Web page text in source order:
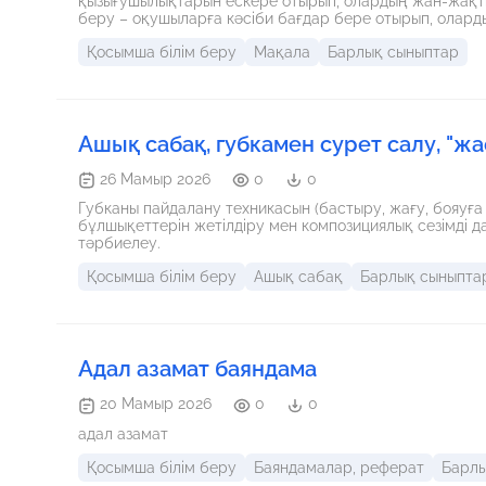
беру – оқушыларға кәсіби бағдар бере отырып,
ету, олардың шығармашылық және ғылыми ізденісін
деген мәлімет бар. ● 2024–2025 оқу жылында е
Қосымша білім беру Мақала Барлық сыныптар
Ашық сабақ, губкамен сурет салу,
26 Мамыр 2026 0
0
Губканы пайдалану техникасын (бастыру, жағу, бояуға малу) үйрету. Қолдың ұсақ
бұлшықеттерін жетілдіру мен композициялық сезімді дамыту. Сурет салу барысында ұқыптылыққа,
тәрбиелеу.
Қосымша білім беру
Ашық сабақ Барлық
Адал азамат баяндама
20 Мамыр 2026 0
0
адал азамат
Қосымша білім беру
Баяндамалар, реферат